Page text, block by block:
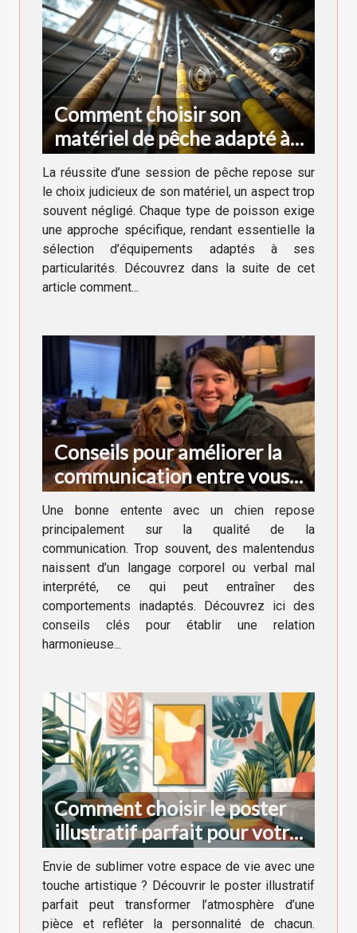
Comment choisir son
matériel de pêche adapté à
chaque type de poisson
La réussite d’une session de pêche repose sur
le choix judicieux de son matériel, un aspect trop
souvent négligé. Chaque type de poisson exige
une approche spécifique, rendant essentielle la
sélection d’équipements adaptés à ses
particularités. Découvrez dans la suite de cet
article comment...
Conseils pour améliorer la
communication entre vous
et votre chien
Une bonne entente avec un chien repose
principalement sur la qualité de la
communication. Trop souvent, des malentendus
naissent d’un langage corporel ou verbal mal
interprété, ce qui peut entraîner des
comportements inadaptés. Découvrez ici des
conseils clés pour établir une relation
harmonieuse...
Comment choisir le poster
illustratif parfait pour votre
décoration intérieure
Envie de sublimer votre espace de vie avec une
touche artistique ? Découvrir le poster illustratif
parfait peut transformer l’atmosphère d’une
pièce et refléter la personnalité de chacun.